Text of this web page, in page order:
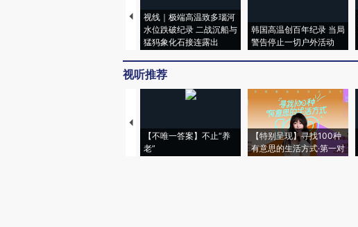
视线｜极端高温致多瑙河
水位跌破纪录 二战沉船与
猛犸象化石接连露出
韩国高温创百年纪录 当局
警告停止一切户外活动
视听推荐
【不唯一答案】不止“养
老”
【特别呈现】寻找100种
有意思的生活方式·第一对